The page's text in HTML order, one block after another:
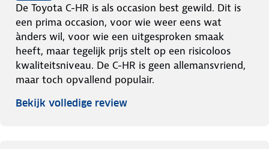
De Toyota C-HR is als occasion best gewild. Dit is
een prima occasion, voor wie weer eens wat
ànders wil, voor wie een uitgesproken smaak
heeft, maar tegelijk prijs stelt op een risicoloos
kwaliteitsniveau. De C-HR is geen allemansvriend,
maar toch opvallend populair.
Bekijk volledige review